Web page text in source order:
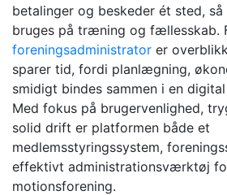
betalinger og beskeder ét sted,
bruges på træning og fællesskab.
foreningsadministrator er
sparer tid, fordi planlægning,
smidigt bindes sammen i en
Med fokus på brugervenlighed,
solid drift er platformen både et
medlemsstyringssystem,
effektivt administrationsværktøj
motionsforening.